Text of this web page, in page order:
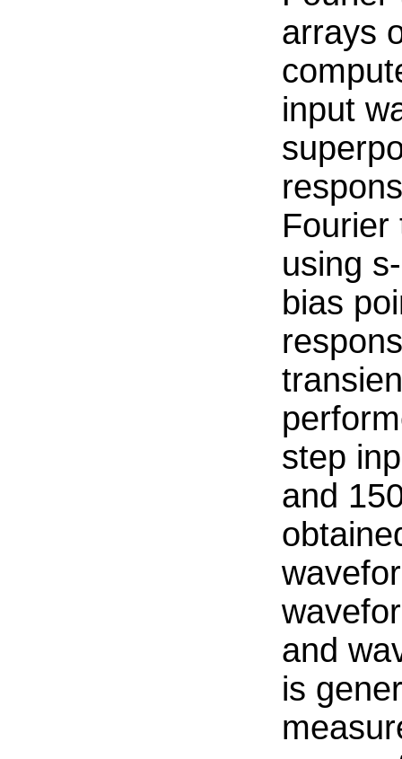
arrays
input
Fourier
using
bias
step
and
and
is